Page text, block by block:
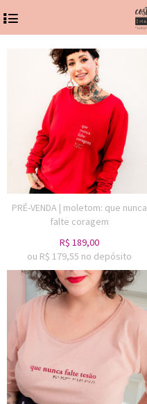
4
PRÉ-VENDA | moletom: que nunca
falte coragem
R$ 189,00
ou R$ 179,55 no depósito